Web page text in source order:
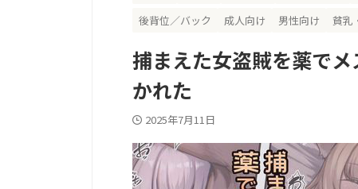
後背位／バック
成人向け 男性向け 貧乳
捕まえた女盗賊を薬で
かれた
2025年7月11日